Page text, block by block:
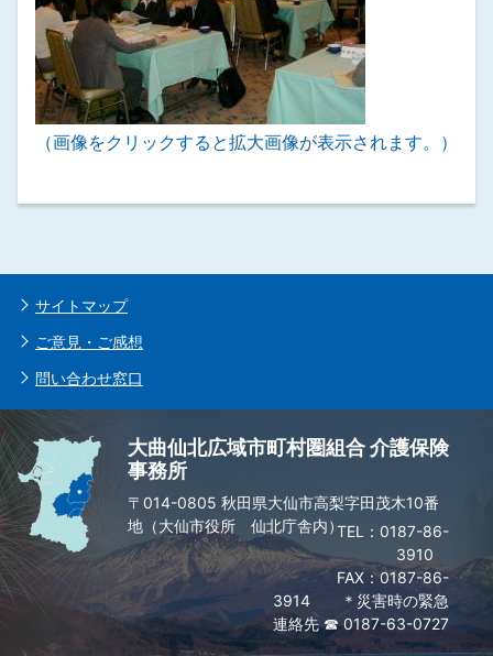
（画像をクリックすると拡大画像が表示されます。）
サイトマップ
ご意見・ご感想
問い合わせ窓口
大曲仙北広域市町村圏組合 介護保険
事務所
〒014-0805 秋田県大仙市高梨字田茂木10番
地（大仙市役所 仙北庁舎内）
0187-86-
3910
FAX：0187-86-
3914 ＊災害時の緊急
連絡先 ☎ 0187-63-0727